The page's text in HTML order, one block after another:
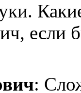
если
: